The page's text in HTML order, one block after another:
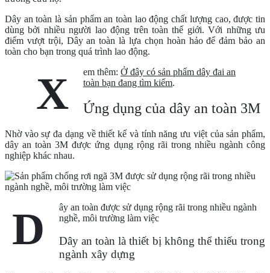
Dây an toàn là sản phẩm an toàn lao động chất lượng cao, được tin
dùng bởi nhiều người lao động trên toàn thế giới. Với những ưu
điểm vượt trội, Dây an toàn là lựa chọn hoàn hảo để đảm bảo an
toàn cho bạn trong quá trình lao động.
X em thêm: Ở đây có sản phẩm dây đai an
toàn bạn đang tìm kiếm.
Ứng dụng của dây an toàn 3M
Nhờ vào sự đa dạng về thiết kế và tính năng ưu việt của sản phẩm,
dây an toàn 3M được ứng dụng rộng rãi trong nhiều ngành công
nghiệp khác nhau.
D
ây an toàn được sử dụng rộng rãi trong nhiều ngành
nghề, môi trường làm việc
Dây an toàn là thiết bị không thể thiếu trong
ngành xây dựng